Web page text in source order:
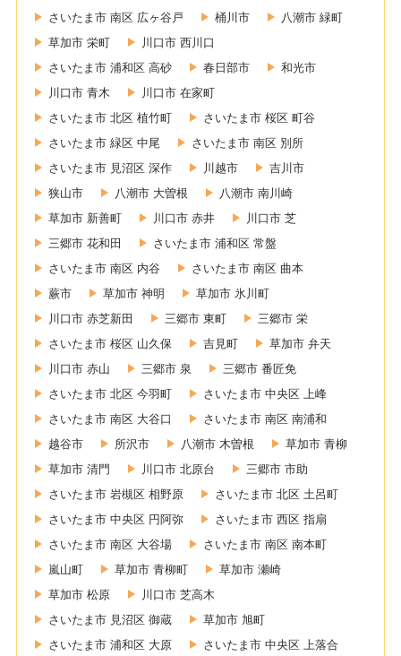
さいたま市 南区 広ヶ谷戸
桶川市
八潮市 緑町
草加市 栄町
川口市 西川口
さいたま市 浦和区 高砂
春日部市
和光市
川口市 青木
川口市 在家町
さいたま市 北区 植竹町
さいたま市 桜区 町谷
さいたま市 緑区 中尾
さいたま市 南区 別所
さいたま市 見沼区 深作
川越市
吉川市
狭山市
八潮市 大曽根
八潮市 南川崎
草加市 新善町
川口市 赤井
川口市 芝
三郷市 花和田
さいたま市 浦和区 常盤
さいたま市 南区 内谷
さいたま市 南区 曲本
蕨市
草加市 神明
草加市 氷川町
川口市 赤芝新田
三郷市 東町
三郷市 栄
さいたま市 桜区 山久保
吉見町
草加市 弁天
川口市 赤山
三郷市 泉
三郷市 番匠免
さいたま市 北区 今羽町
さいたま市 中央区 上峰
さいたま市 南区 大谷口
さいたま市 南区 南浦和
越谷市
所沢市 八潮市 木曽根
草加市 青柳
草加市 清門
川口市 北原台
三郷市 市助
さいたま市 岩槻区 相野原
さいたま市 北区 土呂町
さいたま市 中央区 円阿弥
さいたま市 西区 指扇
さいたま市 南区 大谷場
さいたま市 南区 南本町
嵐山町
草加市 青柳町
草加市 瀬崎
草加市 松原
川口市 芝高木
さいたま市 見沼区 御蔵
草加市 旭町
さいたま市 浦和区 大原
さいたま市 中央区 上落合